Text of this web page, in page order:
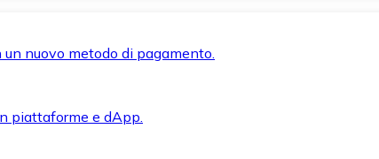
nuovo metodo di pagamento.
piattaforme e dApp.